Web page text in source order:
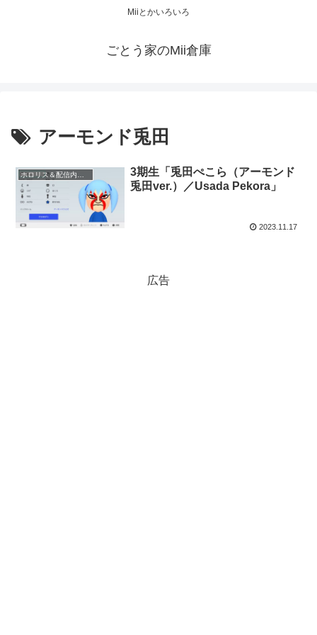
Miiとかいろいろ
ごとう家のMii倉庫
アーモンド兎田
3期生「兎田ぺこら（アーモンド
兎田ver.）／Usada Pekora」
2023.11.17
広告